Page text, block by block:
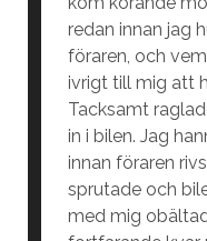
redan innan jag
föraren, och
ivrigt till mig att
Tacksamt
in i bilen. Jag
innan föraren
sprutade och
med mig